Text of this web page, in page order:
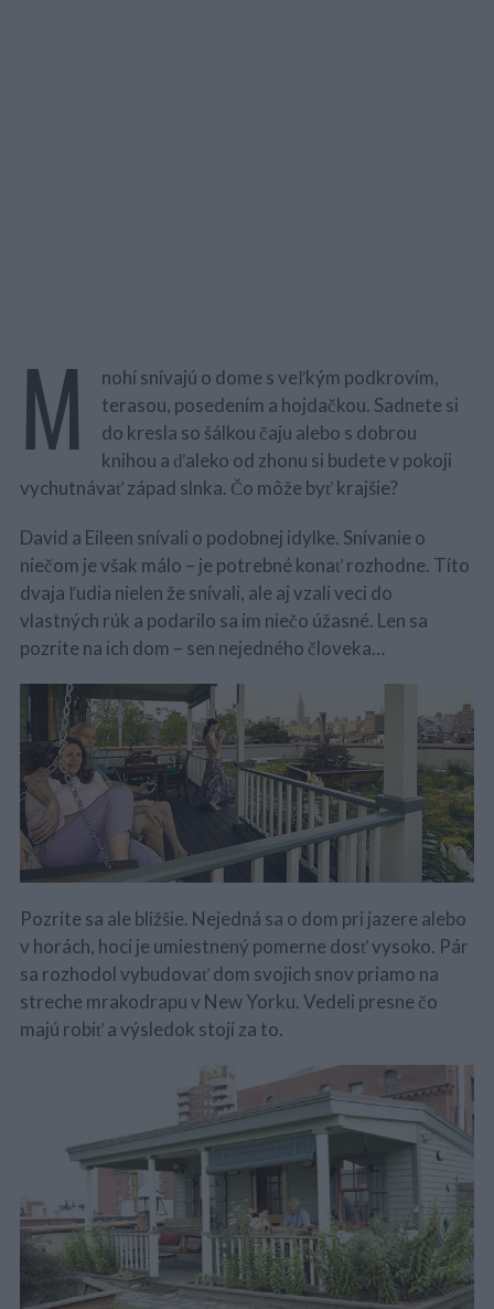
M
nohí snívajú o dome s veľkým podkrovím,
terasou, posedením a hojdačkou. Sadnete si
do kresla so šálkou čaju alebo s dobrou
knihou a ďaleko od zhonu si budete v pokoji
vychutnávať západ slnka. Čo môže byť krajšie?
David a Eileen snívali o podobnej idylke. Snívanie o
niečom je však málo – je potrebné konať rozhodne. Títo
dvaja ľudia nielen že snívali, ale aj vzali veci do
vlastných rúk a podarilo sa im niečo úžasné. Len sa
pozrite na ich dom – sen nejedného človeka…
Pozrite sa ale bližšie. Nejedná sa o dom pri jazere alebo
v horách, hoci je umiestnený pomerne dosť vysoko. Pár
sa rozhodol vybudovať dom svojich snov priamo na
streche mrakodrapu v New Yorku. Vedeli presne čo
majú robiť a výsledok stojí za to.